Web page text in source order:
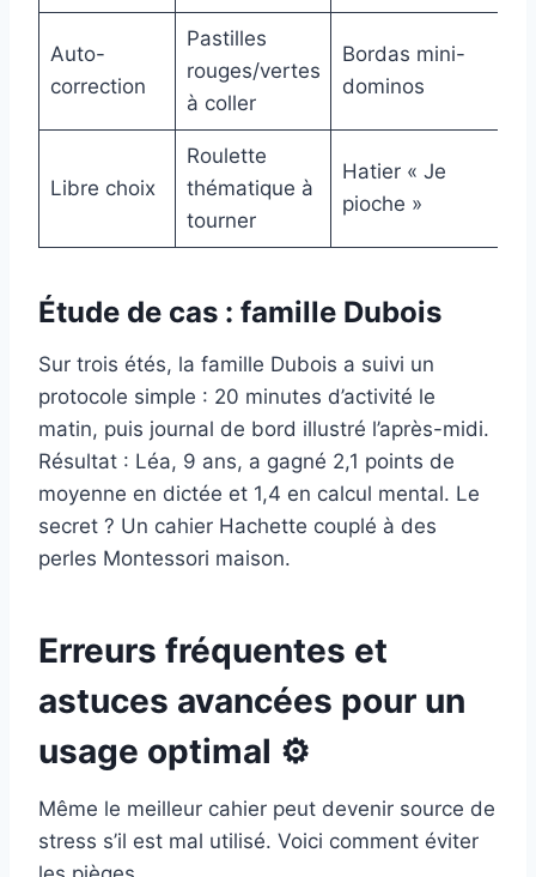
Auto-
correction
Pastilles
rouges/vertes
à coller
Bordas mini-
dominos
Libre choix
Roulette
thématique à
tourner
Hatier « Je
pioche »
Étude de cas : famille Dubois
Sur trois étés, la famille Dubois a suivi un
protocole simple : 20 minutes d’activité le
matin, puis journal de bord illustré l’après-midi.
Résultat : Léa, 9 ans, a gagné 2,1 points de
moyenne en dictée et 1,4 en calcul mental. Le
secret ? Un cahier Hachette couplé à des
perles Montessori maison.
Erreurs fréquentes et
astuces avancées pour un
usage optimal ⚙️
Même le meilleur cahier peut devenir source de
stress s’il est mal utilisé. Voici comment éviter